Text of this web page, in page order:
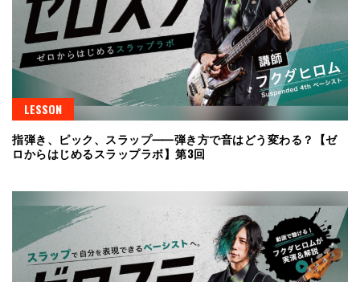
LESSON
指弾き、ピック、スラップ⸺弾き方で音はどう変わる？【ゼ
ロからはじめるスラップラボ】第3回